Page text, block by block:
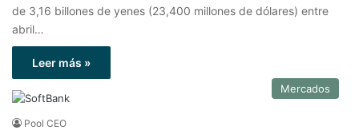
de 3,16 billones de yenes (23,400 millones de dólares) entre
abril…
Leer más »
Mercados
Pool CEO